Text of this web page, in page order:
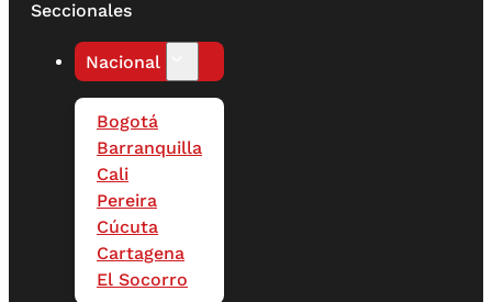
Seccionales
Nacional
Bogotá
Barranquilla
Cali
Pereira
Cúcuta
Cartagena
El Socorro